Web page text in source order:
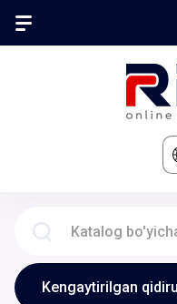
Kengaytirilgan